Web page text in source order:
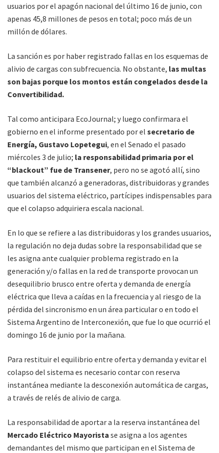
usuarios por el apagón nacional del último 16 de junio, con
apenas 45,8 millones de pesos en total; poco más de un
millón de dólares.
La sanción es por haber registrado fallas en los esquemas de
alivio de cargas con subfrecuencia. No obstante, las multas
son bajas porque los montos están congelados desde la
Convertibilidad.
Tal como anticipara EcoJournal; y luego confirmara el
gobierno en el informe presentado por el secretario de
Energía, Gustavo Lopetegui, en el Senado el pasado
miércoles 3 de julio; la responsabilidad primaria por el
“blackout” fue de Transener, pero no se agotó allí, sino
que también alcanzó a generadoras, distribuidoras y grandes
usuarios del sistema eléctrico, partícipes indispensables para
que el colapso adquiriera escala nacional.
En lo que se refiere a las distribuidoras y los grandes usuarios,
la regulación no deja dudas sobre la responsabilidad que se
les asigna ante cualquier problema registrado en la
generación y/o fallas en la red de transporte provocan un
desequilibrio brusco entre oferta y demanda de energía
eléctrica que lleva a caídas en la frecuencia y al riesgo de la
pérdida del sincronismo en un área particular o en todo el
Sistema Argentino de Interconexión, que fue lo que ocurrió el
domingo 16 de junio por la mañana.
Para restituir el equilibrio entre oferta y demanda y evitar el
colapso del sistema es necesario contar con reserva
instantánea mediante la desconexión automática de cargas,
a través de relés de alivio de carga.
La responsabilidad de aportar a la reserva instantánea del
Mercado Eléctrico Mayorista se asigna a los agentes
demandantes del mismo que participan en el Sistema de